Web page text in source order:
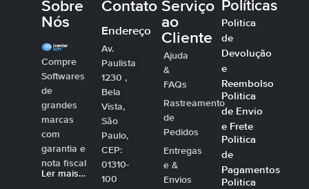
Sobre
Nós
Compre
Softwares
de
grandes
marcas
com
garantia e
nota fiscal
Ler mais…
Contato
Endereço
Av.
Paulista
1230 ,
Bela
Vista,
São
Paulo,
CEP:
01310-
100
Serviço
ao
Cliente
Ajuda
&
FAQs
Rastreamento
de
Pedidos
Entregas
e &
Envios
Políticas
Politica
de
Devolução
e
Reembolso
Politica
de Envio
e Frete
Politica
de
Pagamentos
Politica